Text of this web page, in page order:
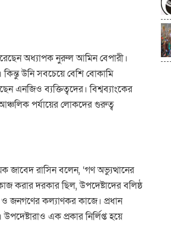
অধ্যাপক নুরুল আমিন বেপারী।
কিন্তু উনি সবচেয়ে বেশি বোকামি
এনজিও ব্যক্তিত্বদের। বিশ্বব্যাংকের
পর্যায়ের লোকদের গুরুত্ব
রাসিন বলেন, ‘গণ অভ্যুত্থানের
করার দরকার ছিল, উপদেষ্টাদের বলিষ্ঠ
ও জনগণের কল্যাণকর কাজে। প্রধান
এক প্রকার নির্লিপ্ত হয়ে